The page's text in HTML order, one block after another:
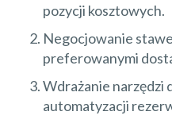
pozycji kosztowych.
Negocjowanie
preferowanymi
Wdrażanie narzędzi
automatyzacji